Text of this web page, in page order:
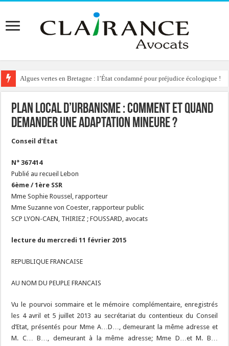
Algues vertes en Bretagne : l’État condamné pour préjudice écologique !
Plan Local d’Urbanisme : comment et quand
demander une adaptation mineure ?
Conseil d’État
N° 367414
Publié au recueil Lebon
6ème / 1ère SSR
Mme Sophie Roussel, rapporteur
Mme Suzanne von Coester, rapporteur public
SCP LYON-CAEN, THIRIEZ ; FOUSSARD, avocats
lecture du mercredi 11 février 2015
REPUBLIQUE FRANCAISE
AU NOM DU PEUPLE FRANCAIS
Vu le pourvoi sommaire et le mémoire complémentaire, enregistrés
les 4 avril et 5 juillet 2013 au secrétariat du contentieux du Conseil
d’Etat, présentés pour Mme A…D…, demeurant la même adresse et
M. C… B…, demeurant à la même adresse; Mme D…et M. B…